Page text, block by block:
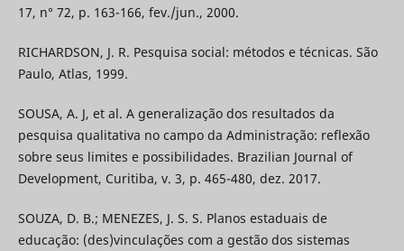
17, n° 72, p. 163-166, fev./jun., 2000.
RICHARDSON, J. R. Pesquisa social: métodos e técnicas. São
Paulo, Atlas, 1999.
SOUSA, A. J, et al. A generalização dos resultados da
pesquisa qualitativa no campo da Administração: reflexão
sobre seus limites e possibilidades. Brazilian Journal of
Development, Curitiba, v. 3, p. 465-480, dez. 2017.
SOUZA, D. B.; MENEZES, J. S. S. Planos estaduais de
educação: (des)vinculações com a gestão dos sistemas